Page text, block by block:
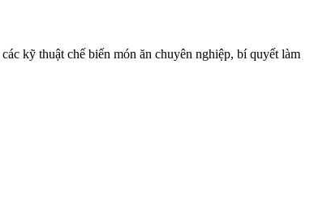
kỹ thuật chế biến món ăn chuyên nghiệp, bí quyết làm